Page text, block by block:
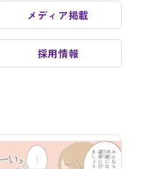
メディア掲載
採用情報